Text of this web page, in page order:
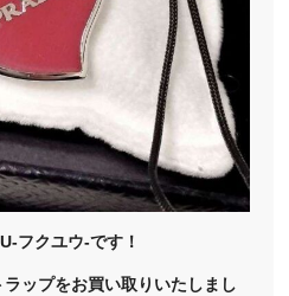
フクユウ-です！
ップをお買い取りいたしまし